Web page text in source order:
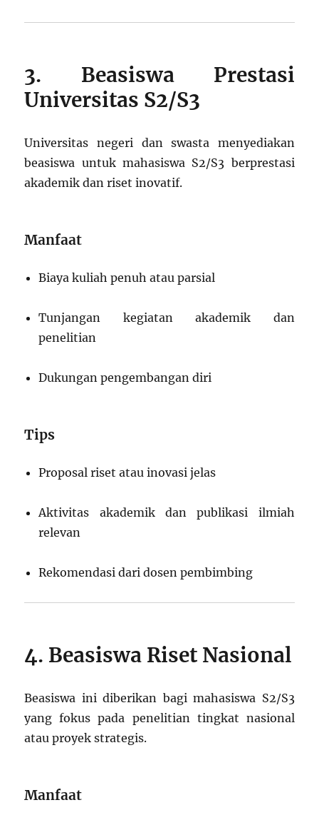
3. Beasiswa Prestasi
Universitas S2/S3
Universitas negeri dan swasta menyediakan
beasiswa untuk mahasiswa S2/S3 berprestasi
akademik dan riset inovatif.
Manfaat
Biaya kuliah penuh atau parsial
Tunjangan kegiatan akademik dan
penelitian
Dukungan pengembangan diri
Tips
Proposal riset atau inovasi jelas
Aktivitas akademik dan publikasi ilmiah
relevan
Rekomendasi dari dosen pembimbing
4. Beasiswa Riset Nasional
Beasiswa ini diberikan bagi mahasiswa S2/S3
yang fokus pada penelitian tingkat nasional
atau proyek strategis.
Manfaat